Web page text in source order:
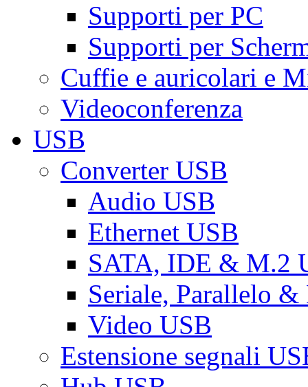
Supporti per PC
Supporti per
Cuffie e auricolari e
Videoconferenza
USB
Converter USB
Audio USB
Ethernet USB
SATA, IDE & M.2
Seriale, Parallelo &
Video USB
Estensione segnali